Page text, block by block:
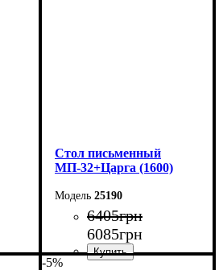
Cтол письменный
МП-32+Царга (1600)
25190
6405грн
6085грн
-5%